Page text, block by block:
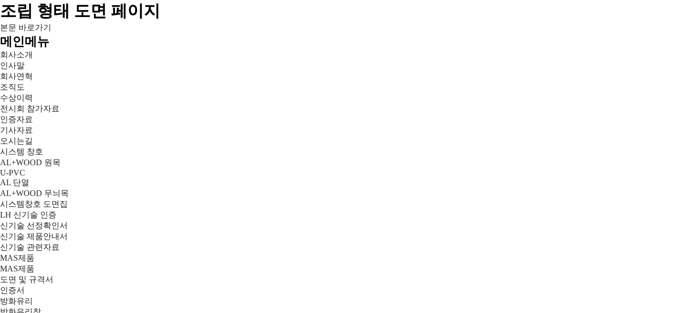
조립 형태 도면 페이지
본문 바로가기
메인메뉴
회사소개
인사말
회사연혁
조직도
수상이력
전시회 참가자료
인증자료
기사자료
오시는길
시스템 창호
AL+WOOD 원목
U-PVC
AL 단열
AL+WOOD 무늬목
시스템창호 도면집
LH 신기술 인증
신기술 선정확인서
신기술 제품안내서
신기술 관련자료
MAS제품
MAS제품
도면 및 규격서
인증서
방화유리